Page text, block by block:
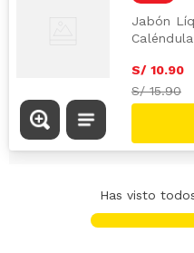
Jabón
S/ 10.90
S/15.90
Has visto